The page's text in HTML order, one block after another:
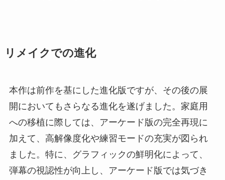
リメイクでの進化
本作は前作を基にした進化版ですが、その後の展
開においてもさらなる進化を遂げました。家庭用
への移植に際しては、アーケード版の完全再現に
加えて、高解像度化や練習モードの充実が図られ
ました。特に、グラフィックの鮮明化によって、
弾幕の視認性が向上し、アーケード版では気づき